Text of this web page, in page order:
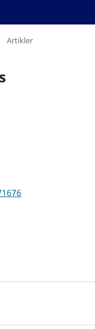
Artikler